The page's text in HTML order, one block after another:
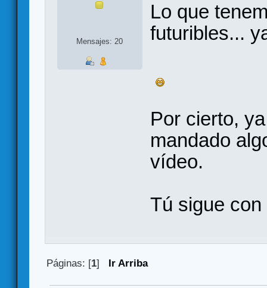
Mensajes: 20
Lo que
futuribles...
Por cierto,
mandado
vídeo.
Tú sigue
Páginas: [1] Ir Arriba